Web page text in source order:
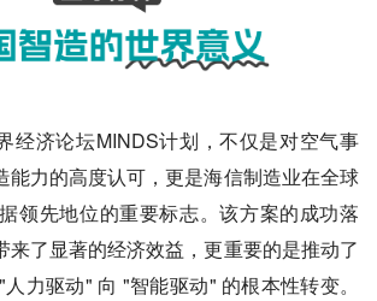
经济论坛MINDS计划，不仅是对空气事
能力的高度认可，更是海信制造业在全球
领先地位的重要标志。该方案的成功落
来了显著的经济效益，更重要的是推动了
力驱动" 向 "智能驱动" 的根本性转变。